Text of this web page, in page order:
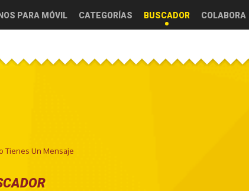
PARA MÓVIL CATEGORÍAS BUSCADOR COLABORA
Tienes Un Mensaje